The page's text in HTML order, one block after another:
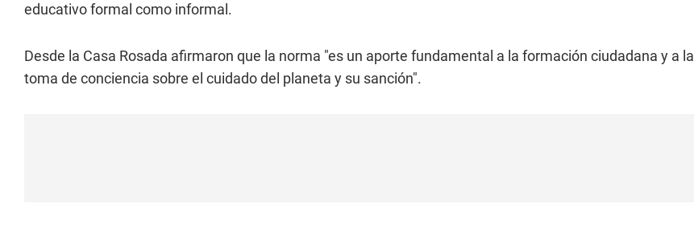
educativo formal como informal.
Desde la Casa Rosada afirmaron que la norma "es un aporte fundamental a la formación ciudadana y a la
toma de conciencia sobre el cuidado del planeta y su sanción".